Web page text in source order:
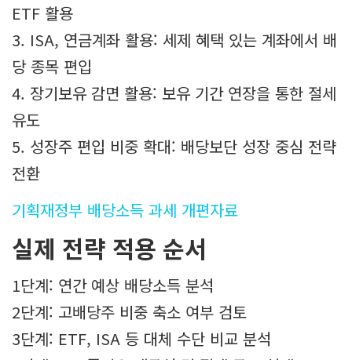
ETF 활용
3. ISA, 연금계좌 활용: 세제 혜택 있는 계좌에서 배
당 종목 편입
4. 장기보유 감면 활용: 보유 기간 연장을 통한 절세
유도
5. 성장주 편입 비중 확대: 배당보단 성장 중심 전략
전환
기획재정부 배당소득 과세 개편자료
실제 전략 적용 순서
1단계: 연간 예상 배당소득 분석
2단계: 고배당주 비중 축소 여부 검토
3단계: ETF, ISA 등 대체 수단 비교 분석